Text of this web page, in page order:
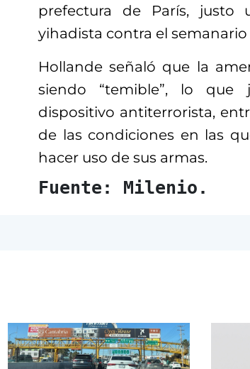
prefectura de París, justo
yihadista contra el semanario
Hollande señaló que la
siendo “temible”, lo que
dispositivo antiterrorista,
de las condiciones en las
hacer uso de sus armas.
Fuente: Milenio.